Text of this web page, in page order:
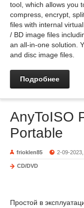
tool, which allows you
compress, encrypt,
files with internal
/ BD image files
an all-in-one solution.
and disc image files.
Подробнее
AnyToISO
Portable
frioklen85 2-09-
CD/DVD
Простой в